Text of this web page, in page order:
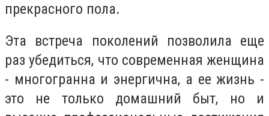
прекрасного пола.
Эта встреча поколений позволила еще
раз убедиться, что современная женщина
- многогранна и энергична, а ее жизнь -
это не только домашний быт, но и